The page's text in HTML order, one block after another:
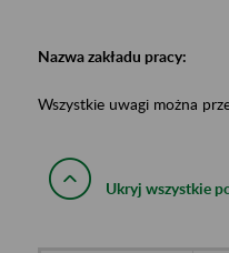
Nazwa zakładu pracy:
Wszystkie uwagi można
Ukryj wszystkie